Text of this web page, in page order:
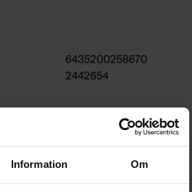
Information Om
6435200258670
2442654